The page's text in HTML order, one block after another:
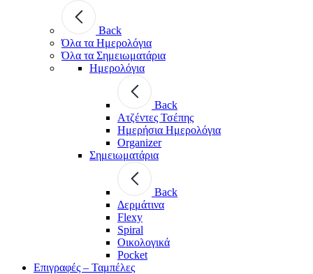
Back
Όλα τα Ημερολόγια
Όλα τα Σημειωματάρια
Ημερολόγια
Back
Ατζέντες Τσέπης
Ημερήσια Ημερολόγια
Organizer
Σημειωματάρια
Back
Δερμάτινα
Flexy
Spiral
Οικολογικά
Pocket
Επιγραφές – Ταμπέλες